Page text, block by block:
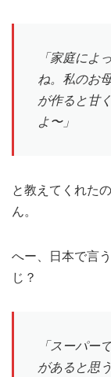
「家庭によ
ね。私のお
が作ると甘
よ〜」
と教えてくれた
ん。
へー、日本で言
じ？
「スーパ
があると思